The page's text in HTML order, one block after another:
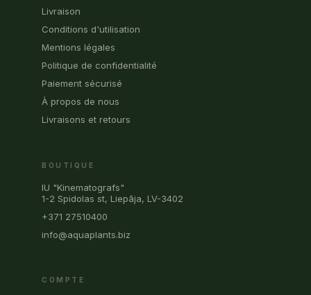
Livraison
Conditions d'utilisation
Mentions légales
Politique de confidentialité
Paiement sécurisé
À propos de nous
Livraisons et retours
BOUTIQUE
IU "Kinematografs"
1-2 Spidolas st, Liepāja, LV-3402
+371 27510400
info@aquaplants.biz
COMPTE